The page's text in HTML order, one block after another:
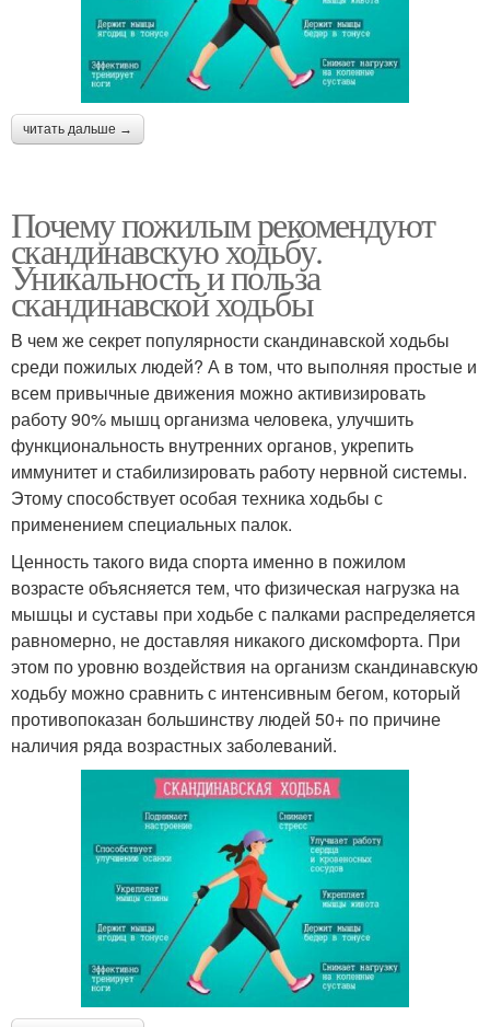
читать дальше →
Почему пожилым рекомендуют
скандинавскую ходьбу.
Уникальность и польза
скандинавской ходьбы
В чем же секрет популярности скандинавской ходьбы
среди пожилых людей? А в том, что выполняя простые и
всем привычные движения можно активизировать
работу 90% мышц организма человека, улучшить
функциональность внутренних органов, укрепить
иммунитет и стабилизировать работу нервной системы.
Этому способствует особая техника ходьбы с
применением специальных палок.
Ценность такого вида спорта именно в пожилом
возрасте объясняется тем, что физическая нагрузка на
мышцы и суставы при ходьбе с палками распределяется
равномерно, не доставляя никакого дискомфорта. При
этом по уровню воздействия на организм скандинавскую
ходьбу можно сравнить с интенсивным бегом, который
противопоказан большинству людей 50+ по причине
наличия ряда возрастных заболеваний.